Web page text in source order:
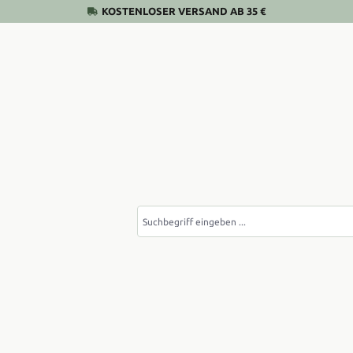
KOSTENLOSER VERSAND AB 35 €